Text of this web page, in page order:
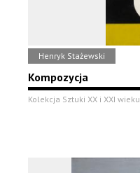
Henryk Stażewski
Kompozycja
Kolekcja Sztuki XX i XXI wieku